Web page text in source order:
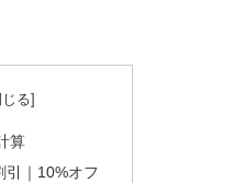
算
引｜10%オフ